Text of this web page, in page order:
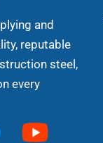
and
reputable
steel,
every